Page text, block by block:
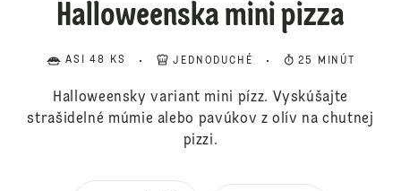
Halloweenska mini pizza
ASI 48 KS JEDNODUCHÉ 25 MINÚT
Halloweensky variant mini pízz. Vyskúšajte
strašidelné múmie alebo pavúkov z olív na chutnej
pizzi.